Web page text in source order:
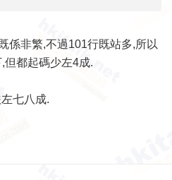
係非繁,不過101行既站多,所以
但都起碼少左4成.
七八成.